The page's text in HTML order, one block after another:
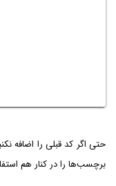
حتی اگر کد قبلی را اضافه
برچسب‌ها را در کنار هم